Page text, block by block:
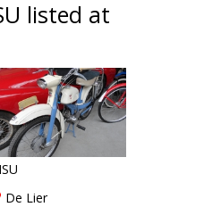
listed at
De Lier